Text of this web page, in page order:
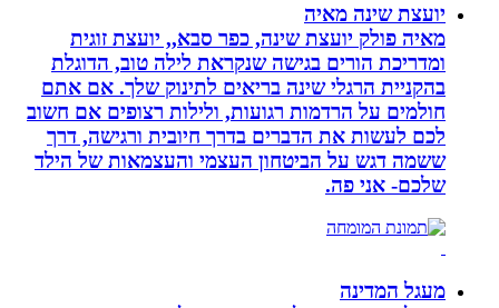
יועצת שינה מאיה
מאיה פולק יועצת שינה, כפר סבא,, יועצת זוגית
ומדריכת הורים בגישה שנקראת לילה טוב, הדוגלת
בהקניית הרגלי שינה בריאים לתינוק שלך. אם אתם
חולמים על הרדמות רגועות, ולילות רצופים אם חשוב
לכם לעשות את הדברים בדרך חיובית ורגישה, דרך
ששמה דגש על הביטחון העצמי והעצמאות של הילד
שלכם- אני פה.
מעגל המדינה